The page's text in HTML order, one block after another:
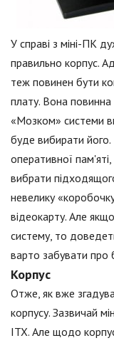
У справі з міні-ПК
правильно корпус.
теж повинен бути
плату. Вона
«Мозком» системи
буде вибирати
оперативної
вибрати
невелику
відеокарту. Але
систему, то
варто забувати про
Корпус
Отже, як вже
корпусу. Зазвичай
ITX. Але щодо